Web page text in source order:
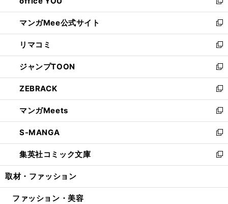
開
く
ィ
ン
ド
ウ
で
開
く
い
ウ
ィ
ン
ド
ウ
で
開
く
新
し
い
ウ
ィ
ン
ド
ウ
で
開
く
マンガMee公式サイト
新
し
い
ウ
ィ
ン
ド
ウ
で
開
く
リマコミ
新
し
い
ウ
ィ
ン
ド
ウ
で
開
く
ジャンプTOON
新
し
い
ウ
ィ
ン
ド
ウ
で
開
ZEBRACK
新
し
い
ウ
ィ
ン
ド
ウ
開
マンガMeets
新
し
い
ウ
ィ
ン
ウ
S-MANGA
新
し
い
ウ
ン
集英社コミック文庫
新
し
ウ
取材・ファッション
ファッション・美容